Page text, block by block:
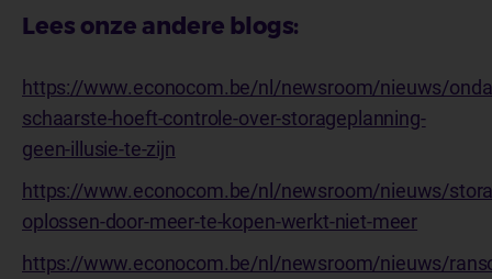
Lees onze andere blogs:
https://www.econocom.be/nl/newsroom/nieuws/
schaarste-hoeft-controle-over-storageplanning-
geen-illusie-te-zijn
https://www.econocom.be/nl/newsroom/nieuws/
oplossen-door-meer-te-kopen-werkt-niet-meer
https://www.econocom.be/nl/newsroom/nieuws/